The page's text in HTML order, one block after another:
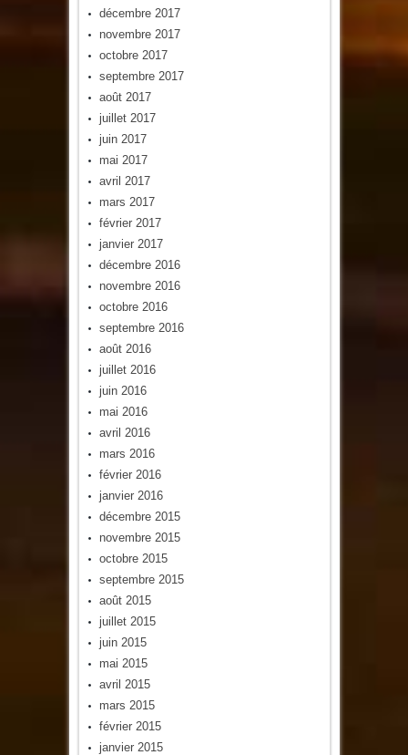
décembre 2017
novembre 2017
octobre 2017
septembre 2017
août 2017
juillet 2017
juin 2017
mai 2017
avril 2017
mars 2017
février 2017
janvier 2017
décembre 2016
novembre 2016
octobre 2016
septembre 2016
août 2016
juillet 2016
juin 2016
mai 2016
avril 2016
mars 2016
février 2016
janvier 2016
décembre 2015
novembre 2015
octobre 2015
septembre 2015
août 2015
juillet 2015
juin 2015
mai 2015
avril 2015
mars 2015
février 2015
janvier 2015